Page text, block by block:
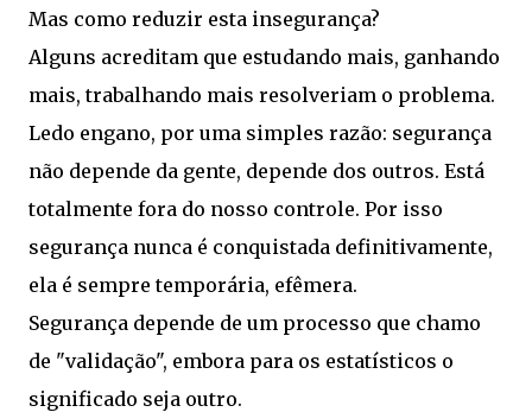
Mas como reduzir esta insegurança?
Alguns acreditam que estudando mais, ganhando
mais, trabalhando mais resolveriam o problema.
Ledo engano, por uma simples razão: segurança
não depende da gente, depende dos outros. Está
totalmente fora do nosso controle. Por isso
segurança nunca é conquistada definitivamente,
ela é sempre temporária, efêmera.
Segurança depende de um processo que chamo
de "validação", embora para os estatísticos o
significado seja outro.